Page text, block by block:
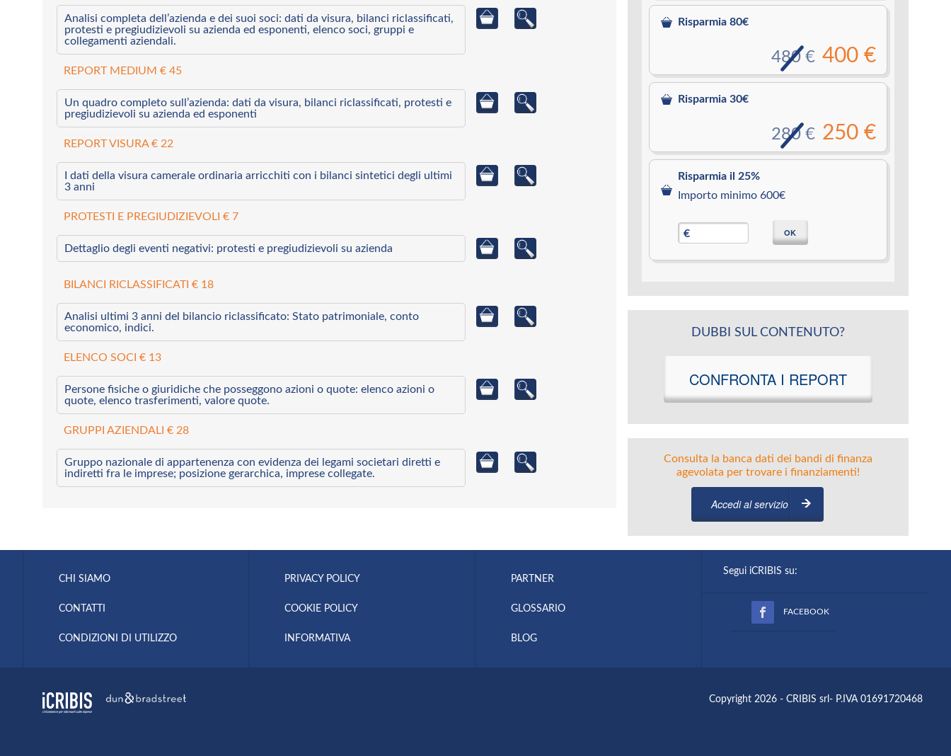
Analisi completa dell’azienda e dei suoi soci: dati da visura, bilanci riclassificati,
protesti e pregiudizievoli su azienda ed esponenti, elenco soci, gruppi e
collegamenti aziendali.
REPORT MEDIUM € 45
Un quadro completo sull’azienda: dati da visura, bilanci riclassificati, protesti e
pregiudizievoli su azienda ed esponenti
REPORT VISURA € 22
I dati della visura camerale ordinaria arricchiti con i bilanci sintetici degli ultimi
3 anni
PROTESTI E PREGIUDIZIEVOLI € 7
Dettaglio degli eventi negativi: protesti e pregiudizievoli su azienda
BILANCI RICLASSIFICATI € 18
Analisi ultimi 3 anni del bilancio riclassificato: Stato patrimoniale, conto
economico, indici.
ELENCO SOCI € 13
Persone fisiche o giuridiche che posseggono azioni o quote: elenco azioni o
quote, elenco trasferimenti, valore quote.
GRUPPI AZIENDALI € 28
Gruppo nazionale di appartenenza con evidenza dei legami societari diretti e
indiretti fra le imprese; posizione gerarchica, imprese collegate.
Risparmia 80€
400 €
480 €
Risparmia 30€
250 €
280 €
Risparmia il 25%
Importo minimo 600€
€ OK
DUBBI SUL CONTENUTO?
CONFRONTA I REPORT
Consulta la banca dati dei bandi di finanza
agevolata per trovare i finanziamenti!
Accedi al servizio
CHI SIAMO
CONTATTI
CONDIZIONI DI UTILIZZO
PRIVACY POLICY
COOKIE POLICY
INFORMATIVA
PARTNER
GLOSSARIO
BLOG
Segui iCRIBIS su:
FACEBOOK
Copyright 2026 - CRIBIS srl- P.IVA 01691720468